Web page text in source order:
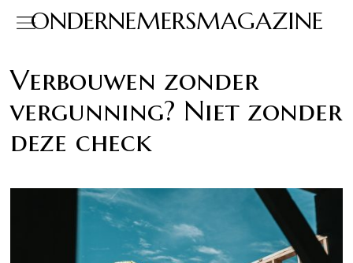
ONDERNEMERSMAGAZINE
Verbouwen zonder
vergunning? Niet zonder
deze check